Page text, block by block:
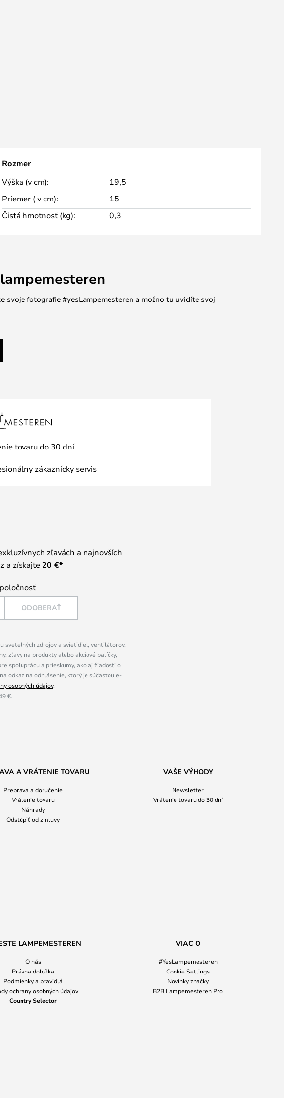
Rozmer
Výška (v cm):
19,5
Priemer ( v cm):
15
Čistá hmotnosť (kg):
0,3
svoje fotografie #yesLampemesteren a možno tu uvidíte svoj
tovaru do 30 dní
zákaznícky servis
zľavách a najnovších
a získajte 20 €*
ODOBERAŤ
svetelných zdrojov a svietidiel, ventilátorov,
zľavy na produkty alebo akciové balíčky,
spoluprácu a prieskumy, ako aj žiadosti o
odkaz na odhlásenie, ktorý je súčasťou e-
osobných údajov.
€.
A VRÁTENIE TOVARU
Preprava a doručenie
Vrátenie tovaru
Náhrady
Odstúpiť od zmluvy
VAŠE VÝHODY
Newsletter
Vrátenie tovaru do 30 dní
LAMPEMESTEREN
O nás
Právna doložka
Podmienky a pravidlá
ochrany osobných údajov
Country Selector
VIAC O
#YesLampemesteren
Cookie Settings
Novinky značky
B2B Lampemesteren Pro